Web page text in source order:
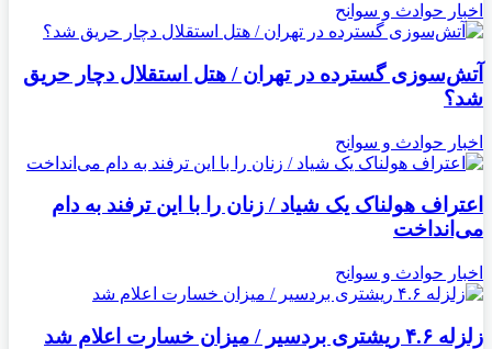
اخبار حوادث و سوانح
آتش‌سوزی گسترده در تهران / هتل استقلال دچار حریق
شد؟
اخبار حوادث و سوانح
اعتراف هولناک یک شیاد / زنان را با این ترفند به دام
می‌انداخت
اخبار حوادث و سوانح
زلزله ۴.۶ ریشتری بردسیر / میزان خسارت اعلام شد